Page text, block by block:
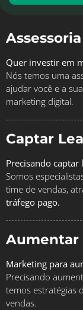
Quer investir em
Nós temos uma
ajudar você e a
marketing digital.
Captar
Precisando captar
Somos
time de vendas,
tráfego pago.
Aumentar
Marketing para
Precisando
temos estratégias
vendas.